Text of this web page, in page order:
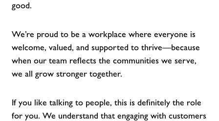
good.
We’re proud to be a workplace where everyone is
welcome, valued, and supported to thrive—because
when our team reflects the communities we serve,
we all grow stronger together.
If you like talking to people, this is definitely the role
for you. We understand that engaging with customers